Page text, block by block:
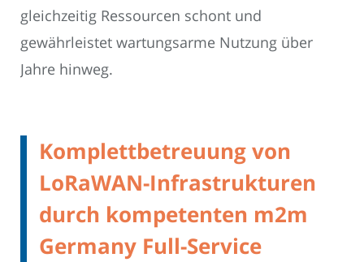
gleichzeitig Ressourcen schont und
gewährleistet wartungsarme Nutzung über
Jahre hinweg.
Komplettbetreuung von
LoRaWAN-Infrastrukturen
durch kompetenten m2m
Germany Full-Service